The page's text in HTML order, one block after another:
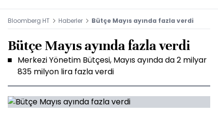
Bloomberg HT Haberler Bütçe Mayıs ayında fazla verdi
Bütçe Mayıs ayında fazla verdi
Merkezi Yönetim Bütçesi, Mayıs ayında da 2 milyar
835 milyon lira fazla verdi